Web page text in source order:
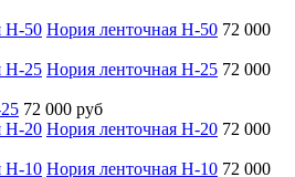
Нория ленточная Н-50 72 000
Нория ленточная Н-25 72 000
72 000 руб
Нория ленточная Н-20 72 000
Нория ленточная Н-10 72 000